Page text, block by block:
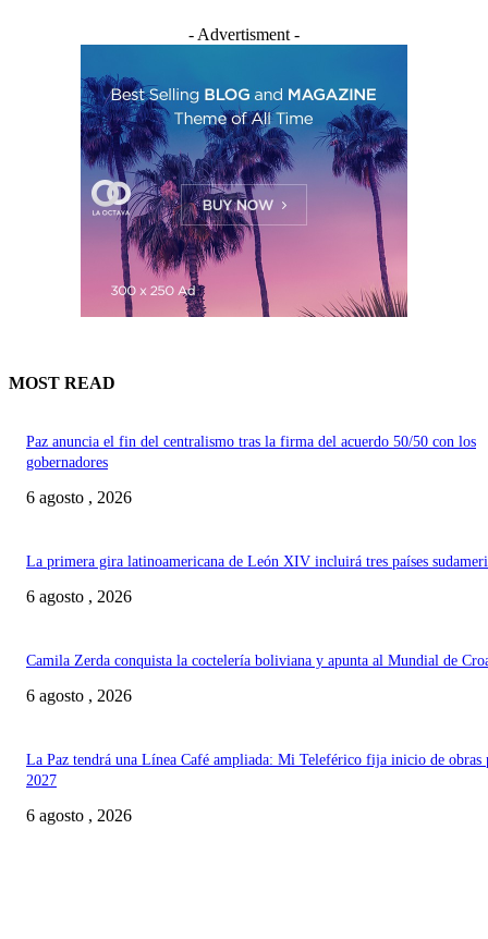
- Advertisment -
MOST READ
Paz anuncia el fin del centralismo tras la firma del acuerdo 50/50 con los
gobernadores
6 agosto , 2026
La primera gira latinoamericana de León XIV incluirá tres países
6 agosto , 2026
Camila Zerda conquista la coctelería boliviana y apunta al Mundial de
6 agosto , 2026
La Paz tendrá una Línea Café ampliada: Mi Teleférico fija inicio de obras
2027
6 agosto , 2026